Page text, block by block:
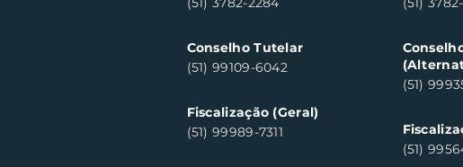
Conselho Tutelar
(51) 99109-6042
Fiscalização (Geral)
(51) 99989-7311
(51)
(51)